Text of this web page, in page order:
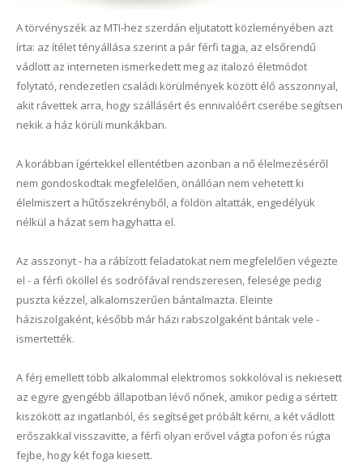
A törvényszék az MTI-hez szerdán eljutatott közleményében azt
írta: az ítélet tényállása szerint a pár férfi tagja, az elsőrendű
vádlott az interneten ismerkedett meg az italozó életmódot
folytató, rendezetlen családi körülmények között élő asszonnyal,
akit rávettek arra, hogy szállásért és ennivalóért cserébe segítsen
nekik a ház körüli munkákban.
A korábban ígértekkel ellentétben azonban a nő élelmezéséről
nem gondoskodtak megfelelően, önállóan nem vehetett ki
élelmiszert a hűtőszekrényből, a földön altatták, engedélyük
nélkül a házat sem hagyhatta el.
Az asszonyt - ha a rábízott feladatokat nem megfelelően végezte
el - a férfi ököllel és sodrófával rendszeresen, felesége pedig
puszta kézzel, alkalomszerűen bántalmazta. Eleinte
háziszolgaként, később már házi rabszolgaként bántak vele -
ismertették.
A férj emellett több alkalommal elektromos sokkolóval is nekiesett
az egyre gyengébb állapotban lévő nőnek, amikor pedig a sértett
kiszökött az ingatlanból, és segítséget próbált kérni, a két vádlott
erőszakkal visszavitte, a férfi olyan erővel vágta pofon és rúgta
fejbe, hogy két foga kiesett.